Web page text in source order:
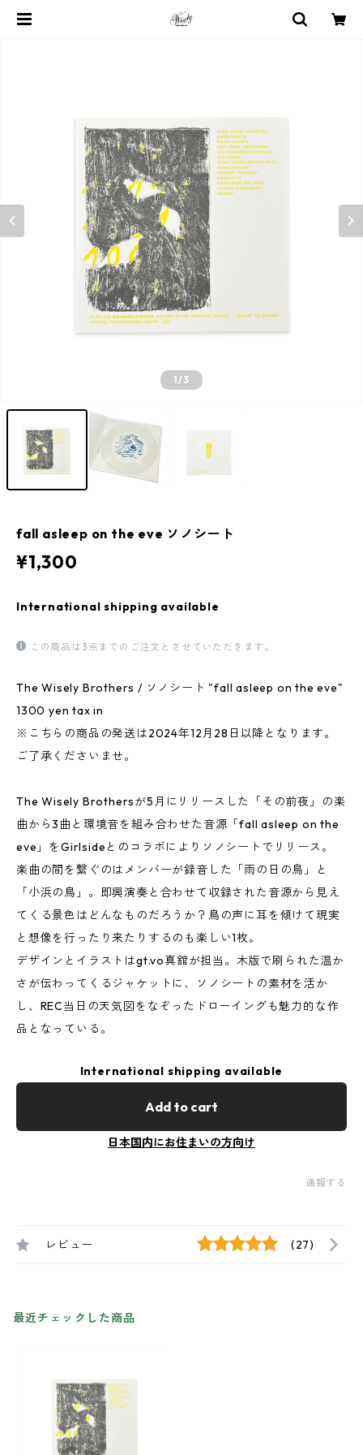
1/3
fall asleep on the eve ソノシート
¥1,300
International shipping available
この商品は3点までのご注文とさせていただきます。
The Wisely Brothers / ソノシート "fall asleep on the eve"
1300 yen tax in
※こちらの商品の発送は2024年12月28日以降となります。
ご了承くださいませ。
The Wisely Brothersが5月にリリースした「その前夜」の楽
曲から3曲と環境音を組み合わせた音源「fall asleep on the
eve」をGirlsideとのコラボによりソノシートでリリース。
楽曲の間を繋ぐのはメンバーが録音した「雨の日の鳥」と
「小浜の鳥」。即興演奏と合わせて収録された音源から見え
てくる景色はどんなものだろうか？鳥の声に耳を傾けて現実
と想像を行ったり来たりするのも楽しい1枚。
デザインとイラストはgt.vo真舘が担当。木版で刷られた温か
さが伝わってくるジャケットに、ソノシートの素材を活か
し、REC当日の天気図をなぞったドローイングも魅力的な作
品となっている。
International shipping available
Add to cart
日本国内にお住まいの方向け
通報する
レビュー (27)
最近チェックした商品